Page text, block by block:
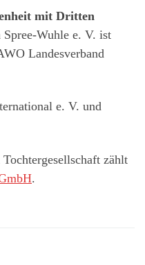
mit Dritten
Wuhle e. V. ist
Landesverband
e. V. und
zählt
.